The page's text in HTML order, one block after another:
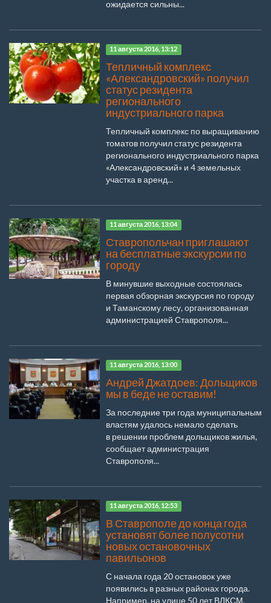
ожидается сильны...
11 августа 2016, 13:12
Тепличный комплекс
«Александровский» получил
статус резидента
регионального
индустриального парка
Тепличный комплекс по выращиванию
томатов получил статус резидента
регионального индустриального парка
«Александровский» и 4 земельных
участка в аренд...
11 августа 2016, 13:04
Ставропольчан приглашают
на бесплатные экскурсии по
городу
В минувшие выходные состоялась
первая обзорная экскурсия по городу
и Таманскому лесу, организованная
администрацией Ставрополя...
11 августа 2016, 13:00
Андрей Джатдоев: Дольщиков
мы в беде не оставим!
За последние три года муниципальным
властям удалось немало сделать
в решении проблем дольщиков жилья,
сообщает администрация
Ставрополя...
11 августа 2016, 12:53
В Ставрополе до конца года
установят более полусотни
новых остановочных
павильонов
С начала года 20 остановок уже
появились в разных районах города.
Например, на улице 50 лет ВЛКСМ,